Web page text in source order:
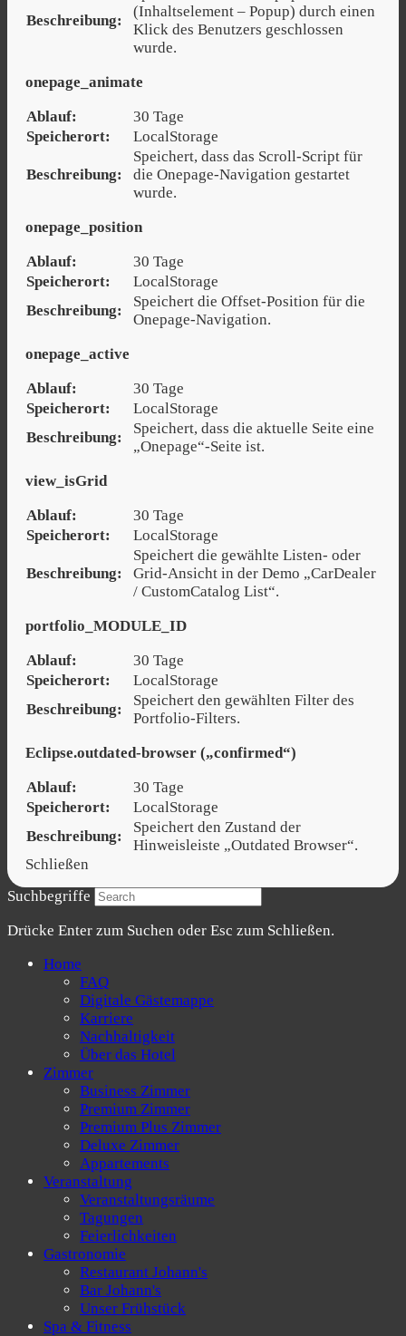
Beschreibung:
(Inhaltselement – Popup) durch einen
Klick des Benutzers geschlossen
wurde.
onepage_animate
Ablauf:
30 Tage
Speicherort:
LocalStorage
Beschreibung:
Speichert, dass das Scroll-Script für
die Onepage-Navigation gestartet
wurde.
onepage_position
Ablauf:
30 Tage
Speicherort:
LocalStorage
Beschreibung:
Speichert die Offset-Position für die
Onepage-Navigation.
onepage_active
Ablauf:
30 Tage
Speicherort:
LocalStorage
Beschreibung:
Speichert, dass die aktuelle Seite eine
„Onepage“-Seite ist.
view_isGrid
Ablauf:
30 Tage
Speicherort:
LocalStorage
Beschreibung:
Speichert die gewählte Listen- oder
Grid-Ansicht in der Demo „CarDealer
/ CustomCatalog List“.
portfolio_MODULE_ID
Ablauf:
30 Tage
Speicherort:
LocalStorage
Beschreibung:
Speichert den gewählten Filter des
Portfolio-Filters.
Eclipse.outdated-browser („confirmed“)
Ablauf:
30 Tage
Speicherort:
LocalStorage
Beschreibung:
Speichert den Zustand der
Hinweisleiste „Outdated Browser“.
Schließen
Suchbegriffe
Drücke Enter zum Suchen oder Esc zum Schließen.
Home
FAQ
Digitale Gästemappe
Karriere
Nachhaltigkeit
Über das Hotel
Zimmer
Business Zimmer
Premium Zimmer
Premium Plus Zimmer
Deluxe Zimmer
Appartements
Veranstaltung
Veranstaltungsräume
Tagungen
Feierlichkeiten
Gastronomie
Restaurant Johann's
Bar Johann's
Unser Frühstück
Spa & Fitness